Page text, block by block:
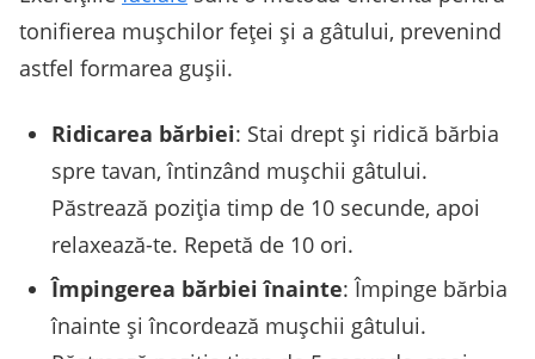
tonifierea mușchilor feței și a gâtului, prevenind
astfel formarea gușii.
Ridicarea bărbiei: Stai drept și ridică bărbia
spre tavan, întinzând mușchii gâtului.
Păstrează poziția timp de 10 secunde, apoi
relaxează-te. Repetă de 10 ori.
Împingerea bărbiei înainte: Împinge bărbia
înainte și încordează mușchii gâtului.